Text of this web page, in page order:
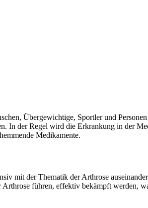
Übergewichtige, Sportler und
In der Regel wird die Erkrankung in der
Medikamente.
mit der Thematik der Arthrose
führen, effektiv bekämpft werden,